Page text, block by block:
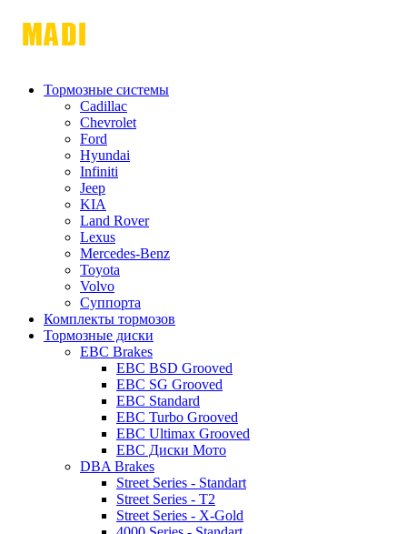
Тормозные системы
Cadillac
Chevrolet
Ford
Hyundai
Infiniti
Jeep
KIA
Land Rover
Lexus
Mercedes-Benz
Toyota
Volvo
Суппорта
Комплекты тормозов
Тормозные диски
EBC Brakes
EBC BSD Grooved
EBC SG Grooved
EBC Standard
EBC Turbo Grooved
EBC Ultimax Grooved
EBC Диски Мото
DBA Brakes
Street Series - Standart
Street Series - T2
Street Series - X-Gold